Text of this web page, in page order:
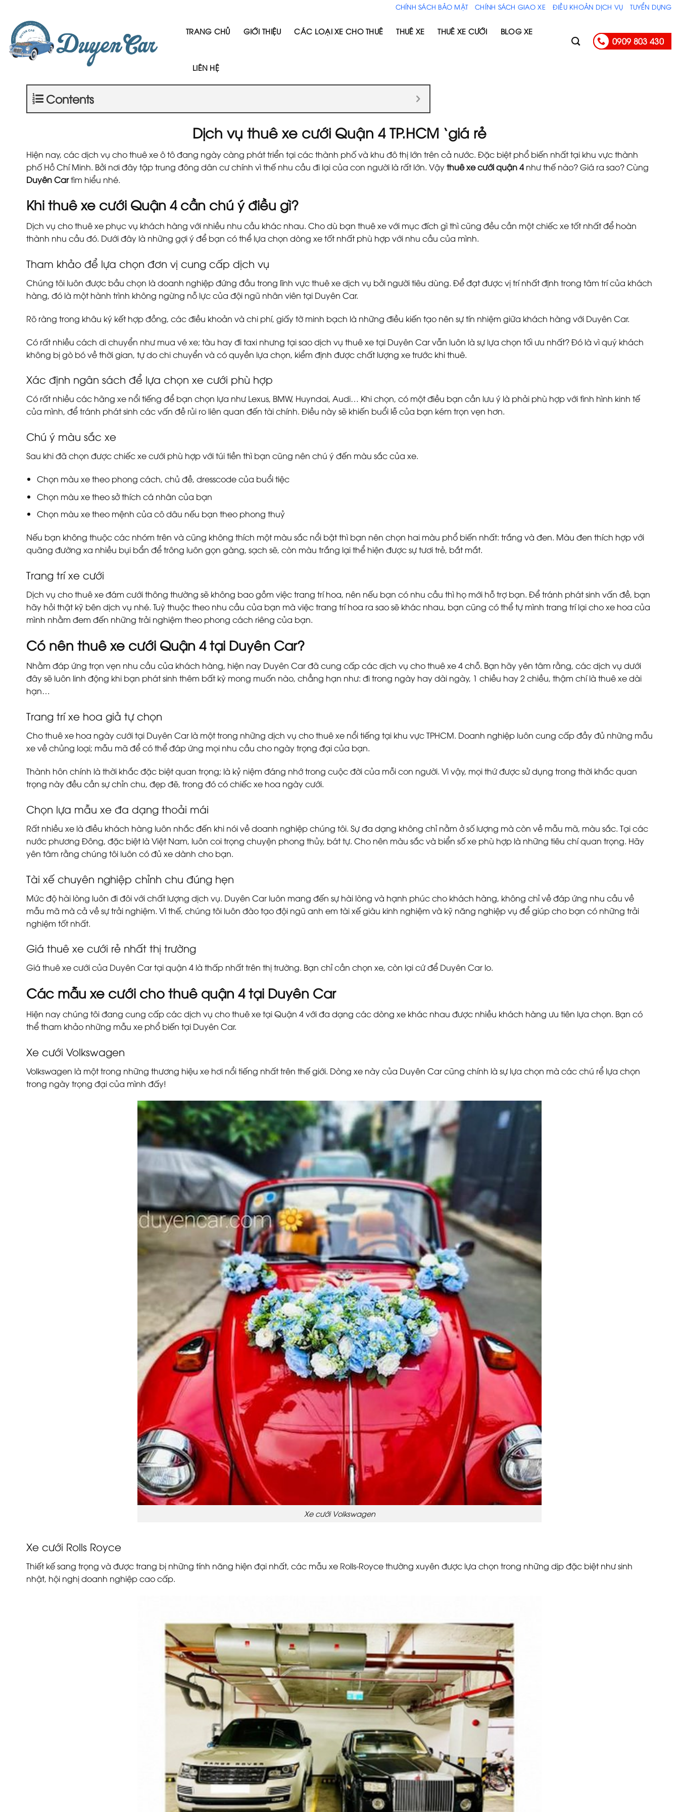
content
CHÍNH SÁCH BẢO MẬT CHÍNH SÁCH GIAO XE ĐIỀU KHOẢN DỊCH VỤ TUYỂN DỤNG
TRANG CHỦ GIỚI THIỆU CÁC LOẠI XE CHO THUÊ THUÊ XE THUÊ XE CƯỚI BLOG XE
LIÊN HỆ
0909 803 430
Contents
Dịch vụ thuê xe cưới Quận 4 TP.HCM `giá rẻ
Hiện nay, các dịch vụ cho thuê xe ô tô đang ngày càng phát triển tại các thành phố và khu đô thị lớn trên cả nước. Đặc biệt phổ biến nhất tại khu vực thành
phố Hồ Chí Minh. Bởi nơi đây tập trung đông dân cư chính vì thế nhu cầu đi lại của con người là rất lớn. Vậythuê xe cưới quận 4 như thế nào? Giá ra sao? Cùng
Duyên Cartìm hiểu nhé.
Khi thuê xe cưới Quận 4 cần chú ý điều gì?
Dịch vụ cho thuê xe phục vụ khách hàng với nhiều nhu cầu khác nhau. Cho dù bạn thuê xe với mục đích gì thì cũng đều cần một chiếc xe tốt nhất để hoàn
thành nhu cầu đó. Dưới đây là những gợi ý để bạn có thể lựa chọn dòng xe tốt nhất phù hợp với nhu cầu của mình.
Tham khảo để lựa chọn đơn vị cung cấp dịch vụ
Chúng tôi luôn được bầu chọn là doanh nghiệp đứng đầu trong lĩnh vực thuê xe dịch vụ bởi người tiêu dùng. Để đạt được vị trí nhất định trong tâm trí của khách
hàng, đó là một hành trình không ngừng nỗ lực của đội ngũ nhân viên tại Duyên Car.
Rõ ràng trong khâu ký kết hợp đồng, các điều khoản và chi phí, giấy tờ minh bạch là những điều kiến tạo nên sự tín nhiệm giữa khách hàng với Duyên Car.
Có rất nhiều cách di chuyển như mua vé xe; tàu hay đi taxi nhưng tại sao dịch vụ thuê xe tại Duyên Car vẫn luôn là sự lựa chọn tối ưu nhất? Đó là vì quý khách
không bị gò bó về thời gian, tự do chi chuyển và có quyền lựa chọn, kiểm định được chất lượng xe trước khi thuê.
Xác định ngân sách để lựa chọn xe cưới phù hợp
Có rất nhiều các hãng xe nổi tiếng để bạn chọn lựa như Lexus, BMW, Huyndai, Audi… Khi chọn, có một điều bạn cần lưu ý là phải phù hợp với tình hình kinh tế
của mình, để tránh phát sinh các vấn đề rủi ro liên quan đến tài chính. Điều này sẽ khiến buổi lễ của bạn kém trọn vẹn hơn.
Chú ý màu sắc xe
Sau khi đã chọn được chiếc xe cưới phù hợp với túi tiền thì bạn cũng nên chú ý đến màu sắc của xe.
Chọn màu xe theo phong cách, chủ đề, dresscode của buổi tiệc
Chọn màu xe theo sở thích cá nhân của bạn
Chọn màu xe theo mệnh của cô dâu nếu bạn theo phong thuỷ
Nếu bạn không thuộc các nhóm trên và cũng không thích một màu sắc nổi bật thì bạn nên chọn hai màu phổ biến nhất: trắng và đen. Màu đen thích hợp với
quãng đường xa nhiều bụi bẩn để trông luôn gọn gàng, sạch sẽ, còn màu trắng lại thể hiện được sự tươi trẻ, bắt mắt.
Trang trí xe cưới
Dịch vụ cho thuê xe đám cưới thông thường sẽ không bao gồm việc trang trí hoa, nên nếu bạn có nhu cầu thì họ mới hỗ trợ bạn. Để tránh phát sinh vấn đề, bạn
hãy hỏi thật kỹ bên dịch vụ nhé. Tuỳ thuộc theo nhu cầu của bạn mà việc trang trí hoa ra sao sẽ khác nhau, bạn cũng có thể tự mình trang trí lại cho xe hoa của
mình nhằm đem đến những trải nghiệm theo phong cách riêng của bạn.
Có nên thuê xe cưới Quận 4 tại Duyên Car?
Nhằm đáp ứng trọn vẹn nhu cầu của khách hàng, hiện nay Duyên Car đã cung cấp các dịch vụ cho thuê xe 4 chỗ. Bạn hãy yên tâm rằng, các dịch vụ dưới
đây sẽ luôn linh động khi bạn phát sinh thêm bất kỳ mong muốn nào, chẳng hạn như: đi trong ngày hay dài ngày, 1 chiều hay 2 chiều, thậm chí là thuê xe dài
hạn…
Trang trí xe hoa giả tự chọn
Cho thuê xe hoa ngày cưới tại Duyên Car là một trong những dịch vụ cho thuê xe nổi tiếng tại khu vực TPHCM. Doanh nghiệp luôn cung cấp đầy đủ những mẫu
xe về chủng loại; mẫu mã để có thể đáp ứng mọi nhu cầu cho ngày trọng đại của bạn.
Thành hôn chính là thời khắc đặc biệt quan trọng; là kỷ niệm đáng nhớ trong cuộc đời của mỗi con người. Vì vậy, mọi thứ được sử dụng trong thời khắc quan
trọng này đều cần sự chỉn chu, đẹp đẽ, trong đó có chiếc xe hoa ngày cưới.
Chọn lựa mẫu xe đa dạng thoải mái
Rất nhiều xe là điều khách hàng luôn nhắc đến khi nói về doanh nghiệp chúng tôi. Sự đa dạng không chỉ nằm ở số lượng mà còn về mẫu mã, màu sắc. Tại các
nước phương Đông, đặc biệt là Việt Nam, luôn coi trọng chuyện phong thủy, bát tự. Cho nên màu sắc và biển số xe phù hợp là những tiêu chí quan trọng. Hãy
yên tâm rằng chúng tôi luôn có đủ xe dành cho bạn.
Tài xế chuyên nghiệp chỉnh chu đúng hẹn
Mức độ hài lòng luôn đi đôi với chất lượng dịch vụ. Duyên Car luôn mang đến sự hài lòng và hạnh phúc cho khách hàng, không chỉ về đáp ứng nhu cầu về
mẫu mã mà cả về sự trải nghiệm. Vì thế, chúng tôi luôn đào tạo đội ngũ anh em tài xế giàu kinh nghiệm và kỹ năng nghiệp vụ để giúp cho bạn có những trải
nghiệm tốt nhất.
Giá thuê xe cưới rẻ nhất thị trường
Giá thuê xe cưới của Duyên Car tại quận 4 là thấp nhất trên thị trường. Bạn chỉ cần chọn xe, còn lại cứ để Duyên Car lo.
Các mẫu xe cưới cho thuê quận 4 tại Duyên Car
Hiện nay chúng tôi đang cung cấp các dịch vụ cho thuê xe tại Quận 4 với đa dạng các dòng xe khác nhau được nhiều khách hàng ưu tiên lựa chọn. Bạn có
thể tham khảo những mẫu xe phổ biến tại Duyên Car.
Xe cưới Volkswagen
Volkswagen là một trong những thương hiệu xe hơi nổi tiếng nhất trên thế giới. Dòng xe này của Duyên Car cũng chính là sự lựa chọn mà các chú rể lựa chọn
trong ngày trọng đại của mình đấy!
Xe cưới Volkswagen
Xe cưới Rolls Royce
Thiết kế sang trọng và được trang bị những tính năng hiện đại nhất, các mẫu xe Rolls-Royce thường xuyên được lựa chọn trong những dịp đặc biệt như sinh
nhật, hội nghị doanh nghiệp cao cấp.